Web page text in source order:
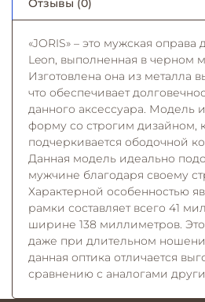
Отзывы (0)
«JORIS» – это мужская оправа
Leon, выполненная в черном
Изготовлена она из металла
что обеспечивает
данного аксессуара. Модель
форму со строгим дизайном,
подчеркивается ободочной
Данная модель идеально
мужчине благодаря своему
Характерной особенностью
рамки составляет всего 41
ширине 138 миллиметров.
даже при длительном
данная оптика отличается
сравнению с аналогами